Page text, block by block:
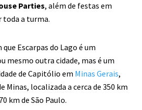
Parties, além de festas em
toda a turma.
Escarpas do Lago é um
mesmo outra cidade, mas é um
de Capitólio em Minas Gerais,
Minas, localizada a cerca de 350 km
km de São Paulo.